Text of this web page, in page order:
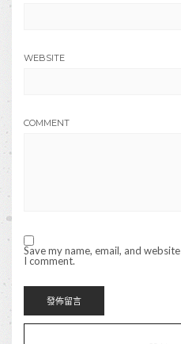
WEBSITE
COMMENT
Save my name, email, and
I comment.